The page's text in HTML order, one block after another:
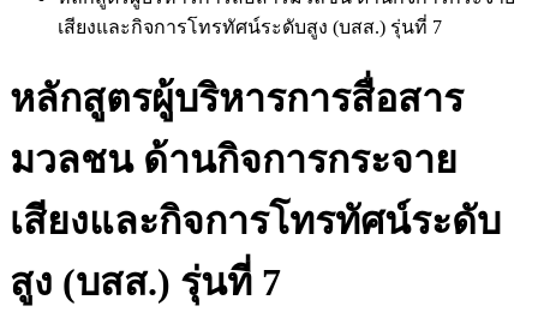
เสียงและกิจการโทรทัศน์ระดับสูง (บสส.) รุ่นที่ 7
หลักสูตรผู้บริหารการสื่อสาร
มวลชน ด้านกิจการกระจาย
เสียงและกิจการโทรทัศน์ระดับ
สูง (บสส.) รุ่นที่ 7